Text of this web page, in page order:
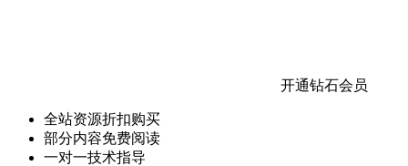
开通钻石会员
全站资源折扣购买
部分内容免费阅读
一对一技术指导